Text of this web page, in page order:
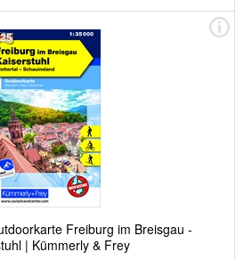
Freiburg im Breisgau -
| Kümmerly & Frey